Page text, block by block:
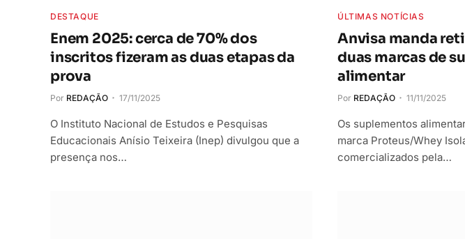
DESTAQUE
Enem 2025: cerca de 70% dos
inscritos fizeram as duas etapas da
prova
Por REDAÇÃO 17/11/2025
O Instituto Nacional de Estudos e Pesquisas
Educacionais Anísio Teixeira (Inep) divulgou que a
presença nos…
ÚLTIMAS NOTÍCIAS
Anvisa manda
duas marcas de
alimentar
Por REDAÇÃO 11/11/2025
Os suplementos
marca Proteus/Whey
comercializados pela…